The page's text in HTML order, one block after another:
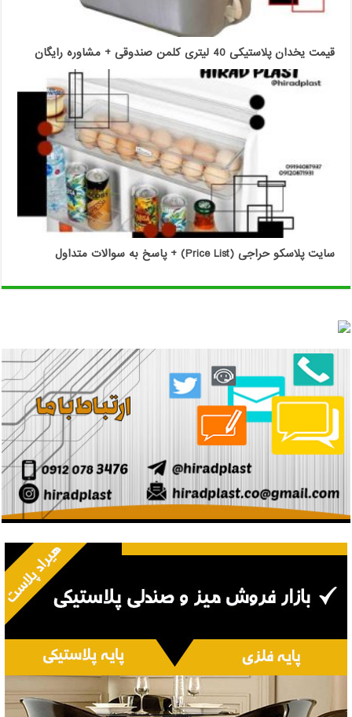
قیمت یخدان پلاستیکی 40 لیتری کلمن صندوقی + مشاوره رایگان
سایت پلاسکو حراجی (Price List) + پاسخ به سوالات متداول